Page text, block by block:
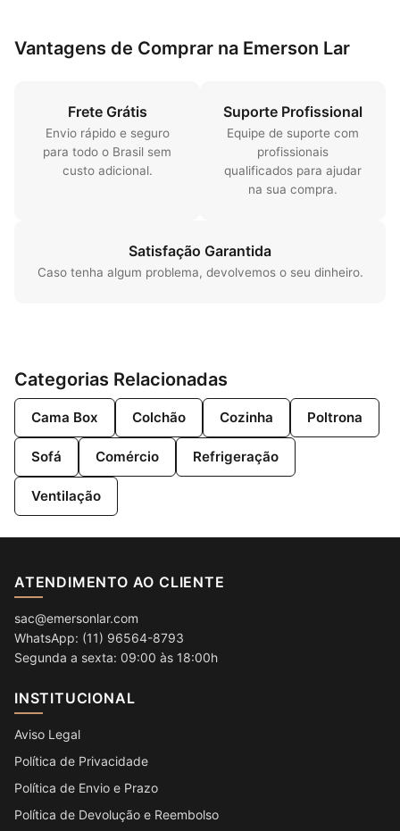
Vantagens de Comprar na Emerson Lar
Frete Grátis
Envio rápido e seguro
para todo o Brasil sem
custo adicional.
Suporte Profissional
Equipe de suporte com
profissionais
qualificados para ajudar
na sua compra.
Satisfação Garantida
Caso tenha algum problema, devolvemos o seu dinheiro.
Categorias Relacionadas
Cama Box Colchão Cozinha Poltrona
Sofá Comércio Refrigeração
Ventilação
ATENDIMENTO AO CLIENTE
sac@emersonlar.com
WhatsApp: (11) 96564-8793
Segunda a sexta: 09:00 às 18:00h
INSTITUCIONAL
Aviso Legal
Política de Privacidade
Política de Envio e Prazo
Política de Devolução e Reembolso